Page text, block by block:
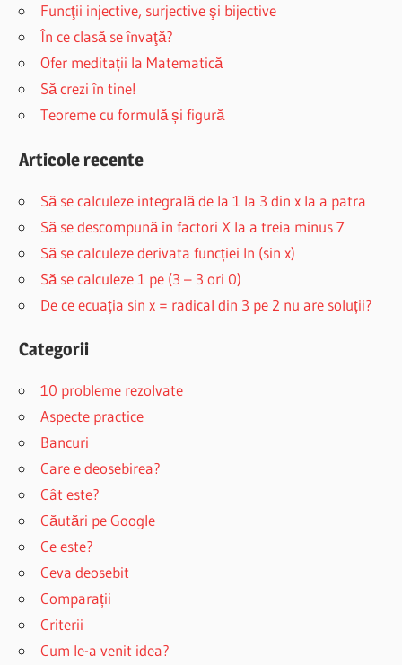
Funcţii injective, surjective şi bijective
În ce clasă se învaţă?
Ofer meditații la Matematică
Să crezi în tine!
Teoreme cu formulă și figură
Articole recente
Să se calculeze integrală de la 1 la 3 din x la a patra
Să se descompună în factori X la a treia minus 7
Să se calculeze derivata funcției ln (sin x)
Să se calculeze 1 pe (3 – 3 ori 0)
De ce ecuația sin x = radical din 3 pe 2 nu are soluții?
Categorii
10 probleme rezolvate
Aspecte practice
Bancuri
Care e deosebirea?
Cât este?
Căutări pe Google
Ce este?
Ceva deosebit
Comparații
Criterii
Cum le-a venit idea?